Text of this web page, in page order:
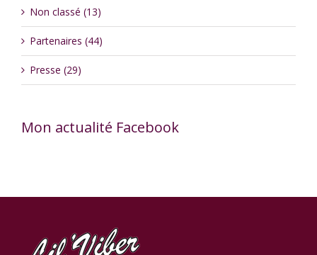
Non classé (13)
Partenaires (44)
Presse (29)
Mon actualité Facebook